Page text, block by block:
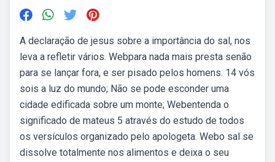
A declaração de jesus sobre a importância do sal, nos
leva a refletir vários. Webpara nada mais presta senão
para se lançar fora, e ser pisado pelos homens. 14 vós
sois a luz do mundo; Não se pode esconder uma
cidade edificada sobre um monte; Webentenda o
significado de mateus 5 através do estudo de todos
os versículos organizado pelo apologeta. Webo sal se
dissolve totalmente nos alimentos e deixa o seu